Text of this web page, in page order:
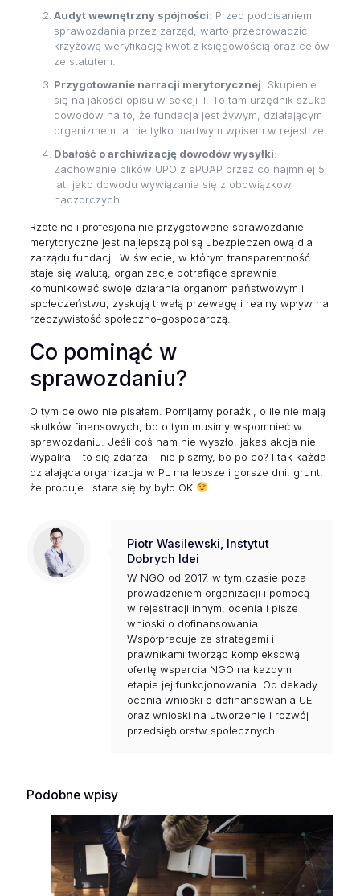
Audyt wewnętrzny spójności: Przed podpisaniem
sprawozdania przez zarząd, warto przeprowadzić
krzyżową weryfikację kwot z księgowością oraz celów
ze statutem.
Przygotowanie narracji merytorycznej: Skupienie
się na jakości opisu w sekcji II. To tam urzędnik szuka
dowodów na to, że fundacja jest żywym, działającym
organizmem, a nie tylko martwym wpisem w rejestrze.
Dbałość o archiwizację dowodów wysyłki:
Zachowanie plików UPO z ePUAP przez co najmniej 5
lat, jako dowodu wywiązania się z obowiązków
nadzorczych.
Rzetelne i profesjonalnie przygotowane sprawozdanie
merytoryczne jest najlepszą polisą ubezpieczeniową dla
zarządu fundacji. W świecie, w którym transparentność
staje się walutą, organizacje potrafiące sprawnie
komunikować swoje działania organom państwowym i
społeczeństwu, zyskują trwałą przewagę i realny wpływ na
rzeczywistość społeczno-gospodarczą.
Co pominąć w
sprawozdaniu?
O tym celowo nie pisałem. Pomijamy porażki, o ile nie mają
skutków finansowych, bo o tym musimy wspomnieć w
sprawozdaniu. Jeśli coś nam nie wyszło, jakaś akcja nie
wypaliła – to się zdarza – nie piszmy, bo po co? I tak każda
działająca organizacja w PL ma lepsze i gorsze dni, grunt,
że próbuje i stara się by było OK
Piotr Wasilewski, Instytut
Dobrych Idei
W NGO od 2017, w tym czasie poza
prowadzeniem organizacji i pomocą
w rejestracji innym, ocenia i pisze
wnioski o dofinansowania.
Współpracuje ze strategami i
prawnikami tworząc kompleksową
ofertę wsparcia NGO na każdym
etapie jej funkcjonowania. Od dekady
ocenia wnioski o dofinansowania UE
oraz wnioski na utworzenie i rozwój
przedsiębiorstw społecznych.
Podobne wpisy